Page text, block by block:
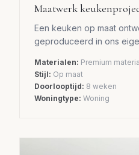
Maatwerk
Een keuken op maat
geproduceerd in ons
Materialen: Premium
Stijl: Op maat
Doorlooptijd: 8 weken
Woningtype: Woning